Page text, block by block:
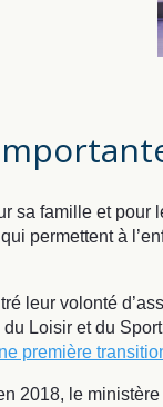
sa famille et
permettent à
leur volonté
Loisir et du Sport
première
2018, le